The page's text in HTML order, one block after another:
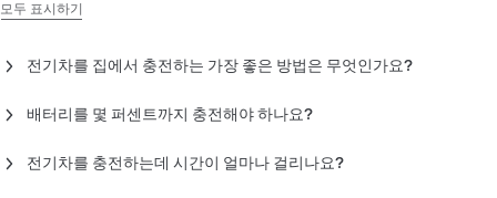
측 부동산 관리자에게 인센티브가 제공될 수 있습니다. 충전기 설
모두 표시하기
전기차를 집에서 충전하는 가장 좋은 방법은 무엇인가요?
권장드립니다. 야간 전기 요금이 낮은 경우에는 충전 시간을 전기
배터리를 몇 퍼센트까지 충전해야 하나요?
터리를 충전하세요. 차량의 충전 한도를 조정하려면 터치스크린
전기차를 충전하는데 시간이 얼마나 걸리나요?